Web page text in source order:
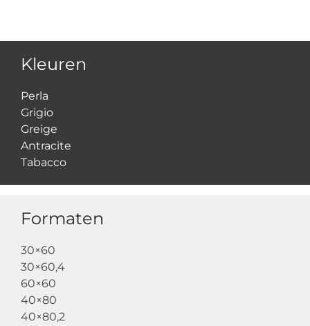
Kleuren
Perla
Grigio
Greige
Antracite
Tabacco
Formaten
30×60
30×60,4
60×60
40×80
40×80,2